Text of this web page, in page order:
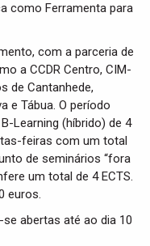
como Ferramenta para
com a parceria de
a CCDR Centro, CIM-
de Cantanhede,
e Tábua. O período
Learning (híbrido) de 4
feiras com um total
de seminários “fora
um total de 4 ECTS.
euros.
abertas até ao dia 10